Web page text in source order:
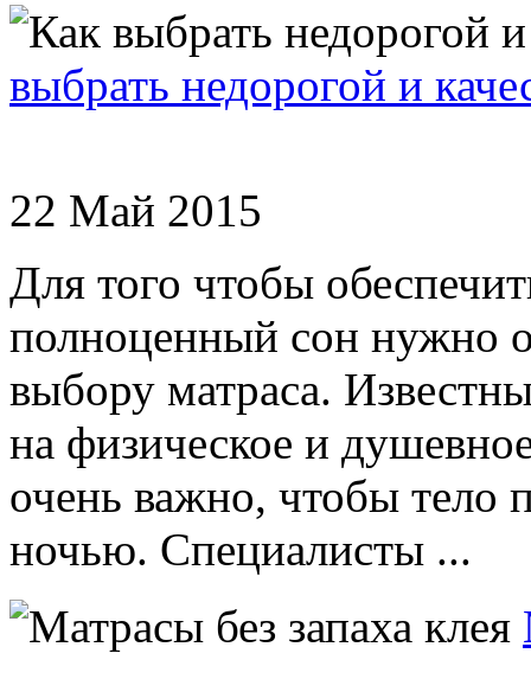
выбрать недорогой и
22 Май 2015
Для того чтобы
полноценный сон нужно
выбору матраса.
на физическое и
очень важно, чтобы тело
ночью. Специалисты ...